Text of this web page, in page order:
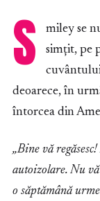
S
miley se
simțit, pe
deoarece, în
întorcea din
„Bine vă
autoizolare. Nu
o săptămână